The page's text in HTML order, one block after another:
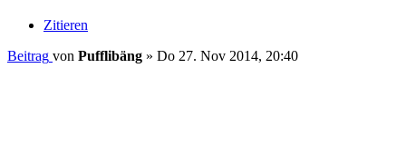
Zitieren
Beitrag von Pufflibäng » Do 27. Nov 2014, 20:40